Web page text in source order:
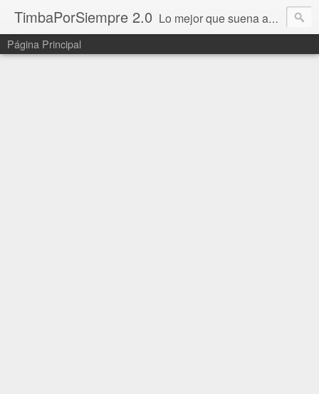
TimbaPorSiempre 2.0 Lo mejor que suena ahora!!!
Página Principal